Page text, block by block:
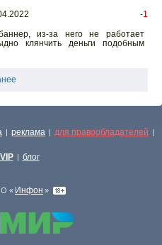
-1
из-за него не работает
клянчить деньги подобным
| реклама | для правообладателей |
| блог
« Инфон »